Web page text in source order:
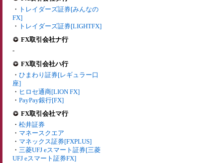
・ トレイダーズ証券[みんなの
FX]
・ トレイダーズ証券[LIGHTFX]
FX取引会社ナ行
-
FX取引会社ハ行
・ ひまわり証券[レギュラー口
座]
・ ヒロセ通商[LION FX]
・ PayPay銀行[FX]
FX取引会社マ行
・ 松井証券
・ マネースクエア
・ マネックス証券[FXPLUS]
・ 三菱UFJ eスマート証券[三菱
UFJ eスマート証券FX]